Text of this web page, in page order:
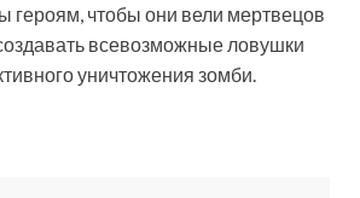
героям, чтобы они вели мертвецов
всевозможные ловушки
уничтожения зомби.